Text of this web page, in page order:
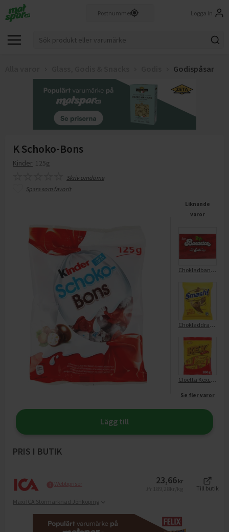
Logga in
Godispåsar
K Schoko-Bons
Kinder 125g
Skriv omdöme
Spara som favorit
Liknande
varor
Chokladbanan
Chokladdragéer
Cloetta Kexchoklad Mini Påse
Se fler varor
Lägg till
PRIS I BUTIK
Webbpriser 23,66 kr
Till butik
Maxi ICA Stormarknad Jönköping